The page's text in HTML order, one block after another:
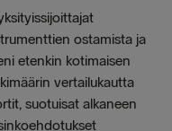
ostamista ja
etenkin kotimaisen
vertailukautta
suotuisat alkaneen